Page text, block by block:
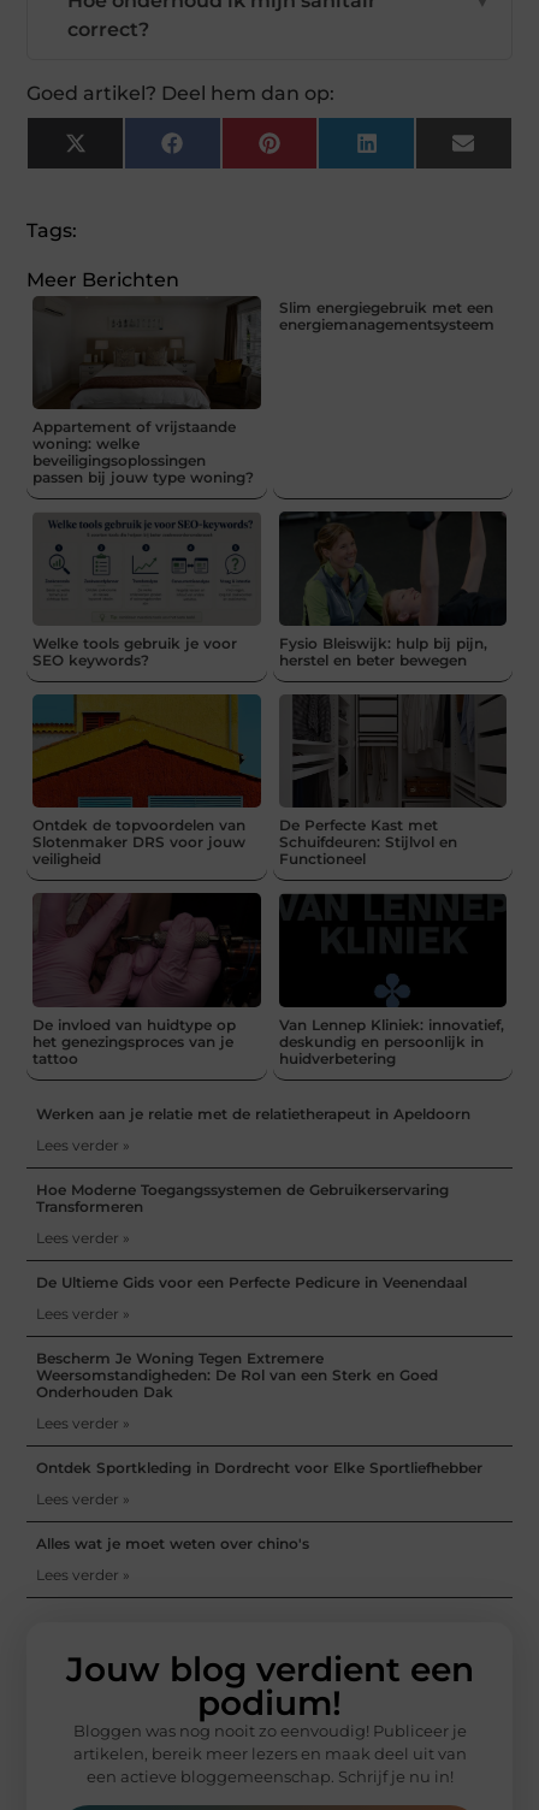
correct?
Goed artikel? Deel hem dan op:
X
(Twitter)
FacebookPinterestLinkedIn Email
Tags:
Meer Berichten
Appartement of vrijstaande
woning: welke
beveiligingsoplossingen
passen bij jouw type woning?
Slim energiegebruik met een
energiemanagementsysteem
Welke tools gebruik je voor
SEO keywords?
Fysio Bleiswijk: hulp bij pijn,
herstel en beter bewegen
Ontdek de topvoordelen van
Slotenmaker DRS voor jouw
veiligheid
De Perfecte Kast met
Schuifdeuren: Stijlvol en
Functioneel
De invloed van huidtype op
het genezingsproces van je
tattoo
Van Lennep Kliniek: innovatief,
deskundig en persoonlijk in
huidverbetering
Werken aan je relatie met de relatietherapeut in Apeldoorn
Lees verder »
Hoe Moderne Toegangssystemen de Gebruikerservaring
Transformeren
Lees verder »
De Ultieme Gids voor een Perfecte Pedicure in Veenendaal
Lees verder »
Bescherm Je Woning Tegen Extremere
Weersomstandigheden: De Rol van een Sterk en Goed
Onderhouden Dak
Lees verder »
Ontdek Sportkleding in Dordrecht voor Elke Sportliefhebber
Lees verder »
Alles wat je moet weten over chino's
Lees verder »
Jouw blog verdient een
podium!
Bloggen was nog nooit zo eenvoudig! Publiceer je
artikelen, bereik meer lezers en maak deel uit van
een actieve bloggemeenschap. Schrijf je nu in!